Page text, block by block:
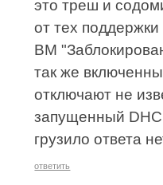
это треш и
от тех
ВМ
так же
отключают не
запущенный
грузило ответа
ответить